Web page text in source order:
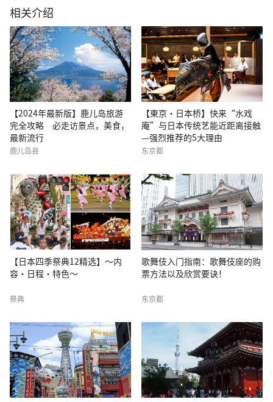
相关介绍
【2024年最新版】鹿儿岛旅游
完全攻略 必走访景点，美食，
最新流行
鹿儿岛县
【東京・日本桥】快来“水戏
庵”与日本传统艺能近距离接触
—强烈推荐的5大理由
东京都
【日本四季祭典12精选】〜内
容・日程・特色〜
祭典
歌舞伎入门指南：歌舞伎座的购
票方法以及欣赏要诀！
东京都